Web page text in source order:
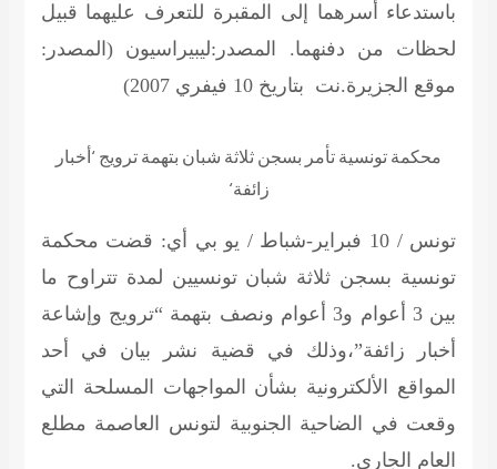
باستدعاء أسرهما إلى المقبرة للتعرف عليهما قبيل
لحظات من دفنهما.
المصدر:ليبيراسيون (المصدر:
موقع الجزيرة.نت بتاريخ 10 فيفري 2007)
محكمة تونسية تأمر بسجن ثلاثة شبان بتهمة ترويج ‘أخبار
زائفة‘
تونس / 10 فبراير-شباط / يو بي أي: قضت محكمة
تونسية بسجن ثلاثة شبان تونسيين لمدة تتراوح ما
بين 3 أعوام و3 أعوام ونصف بتهمة “ترويج وإشاعة
أخبار زائفة”،وذلك في قضية نشر بيان في أحد
المواقع الألكترونية بشأن المواجهات المسلحة التي
وقعت في الضاحية الجنوبية لتونس العاصمة مطلع
العام الجاري.